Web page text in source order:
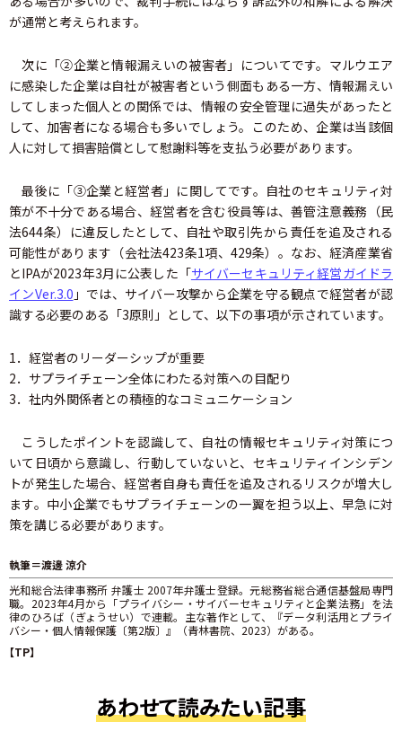
が通常と考えられます。
次に「②企業と情報漏えいの被害者」についてです。マルウエア
に感染した企業は自社が被害者という側面もある一方、情報漏えい
してしまった個人との関係では、情報の安全管理に過失があったと
して、加害者になる場合も多いでしょう。このため、企業は当該個
人に対して損害賠償として慰謝料等を支払う必要があります。
最後に「③企業と経営者」に関してです。自社のセキュリティ対
策が不十分である場合、経営者を含む役員等は、善管注意義務（民
法644条）に違反したとして、自社や取引先から責任を追及される
可能性があります（会社法423条1項、429条）。なお、経済産業省
とIPAが2023年3月に公表した「サイバーセキュリティ経営ガイドラ
インVer.3.0 」では、サイバー攻撃から企業を守る観点で経営者が認
識する必要のある「3原則」として、以下の事項が示されています。
1．経営者のリーダーシップが重要
2．サプライチェーン全体にわたる対策への目配り
3．社内外関係者との積極的なコミュニケーション
こうしたポイントを認識して、自社の情報セキュリティ対策につ
いて日頃から意識し、行動していないと、セキュリティインシデン
トが発生した場合、経営者自身も責任を追及されるリスクが増大し
ます。中小企業でもサプライチェーンの一翼を担う以上、早急に対
策を講じる必要があります。
執筆＝渡邊 涼介
光和総合法律事務所 弁護士 2007年弁護士登録。元総務省総合通信基盤局専門
職。2023年4月から「プライバシー・サイバーセキュリティと企業法務」を法
律のひろば（ぎょうせい）で連載。主な著作として、『データ利活用とプライ
バシー・個人情報保護〔第2版〕』（青林書院、2023）がある。
【TP】
あわせて読みたい記事